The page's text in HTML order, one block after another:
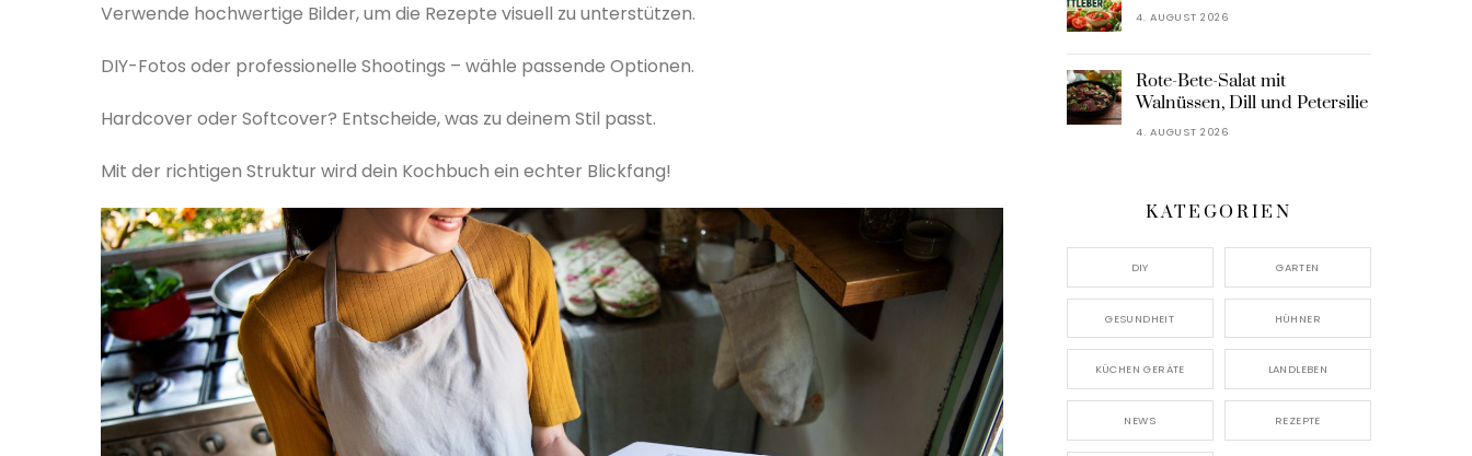
Verwende hochwertige Bilder, um die Rezepte visuell zu unterstützen.
DIY-Fotos oder professionelle Shootings – wähle passende Optionen.
Hardcover oder Softcover? Entscheide, was zu deinem Stil passt.
Mit der richtigen Struktur wird dein Kochbuch ein echter Blickfang!
4. AUGUST 2026
Rote-Bete-Salat mit
Walnüssen, Dill und Petersilie
4. AUGUST 2026
KATEGORIEN
DIY GARTEN
GESUNDHEIT HÜHNER
KÜCHEN GERÄTE LANDLEBEN
NEWS REZEPTE